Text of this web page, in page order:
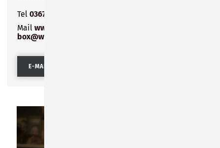
Tel 03675 807654
Mail www.mint-in-the-
box@weltspielzeugstadt.de
E-MAIL SENDEN